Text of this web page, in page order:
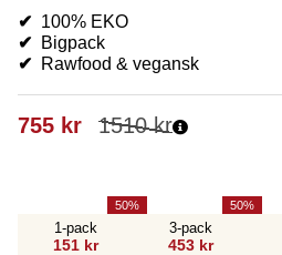
✔ 100% EKO
✔
Bigpack
✔
Rawfood & vegansk
1510kr
755 kr
1-pack
151 kr
50
3-pack
453 kr
50